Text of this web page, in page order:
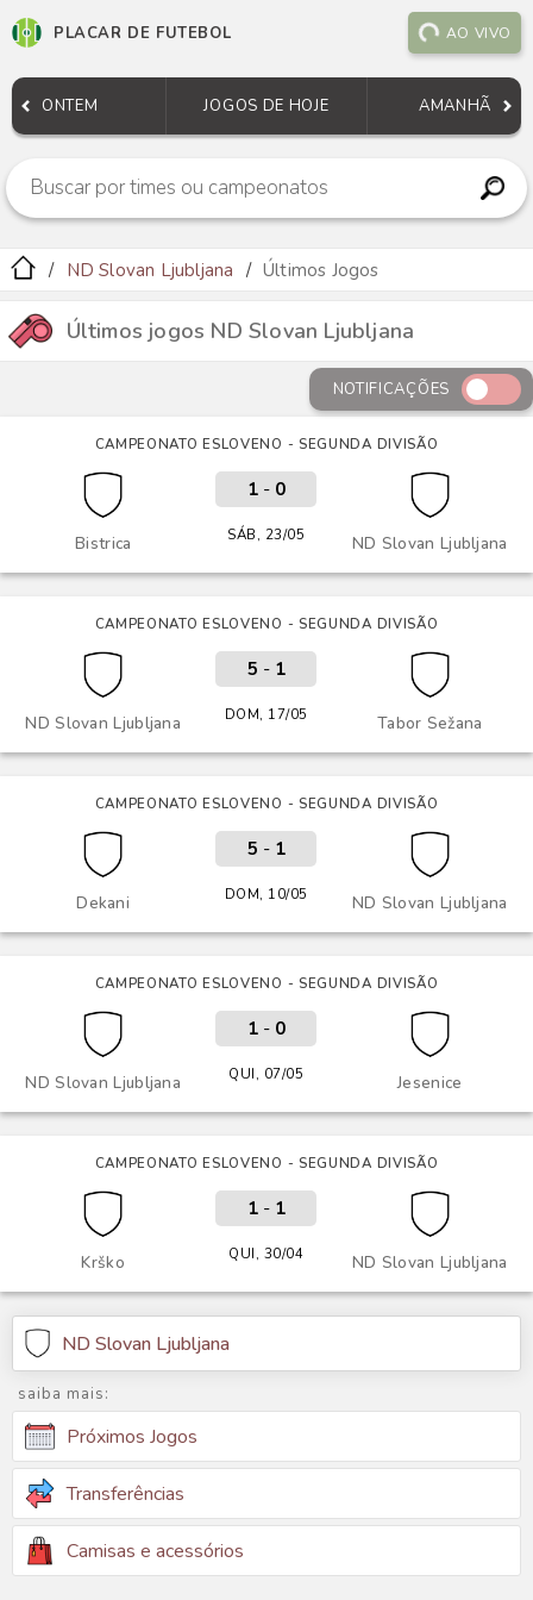
PLACAR DE FUTEBOL AO VIVO
ONTEM JOGOS DE HOJE AMANHÃ
ND Slovan Ljubljana Últimos Jogos
Últimos jogos ND Slovan Ljubljana
NOTIFICAÇÕES
CAMPEONATO ESLOVENO - SEGUNDA DIVISÃO
Bistrica ND Slovan Ljubljana
1- 0
SÁB, 23/05
CAMPEONATO ESLOVENO - SEGUNDA DIVISÃO
ND Slovan Ljubljana Tabor Sežana
5 - 1
DOM, 17/05
CAMPEONATO ESLOVENO - SEGUNDA DIVISÃO
Dekani ND Slovan Ljubljana
5 - 1
DOM, 10/05
CAMPEONATO ESLOVENO - SEGUNDA DIVISÃO
ND Slovan Ljubljana Jesenice
1- 0
QUI, 07/05
CAMPEONATO ESLOVENO - SEGUNDA DIVISÃO
Krško ND Slovan Ljubljana
1- 1
QUI, 30/04
ND Slovan Ljubljana
saiba mais:
Próximos Jogos
Transferências
Camisas e acessórios